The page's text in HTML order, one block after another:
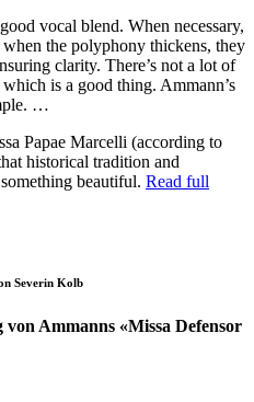
vocal blend. When necessary,
the polyphony thickens, they
clarity. There’s not a lot of
is a good thing. Ammann’s
…
Papae Marcelli (according to
historical tradition and
beautiful. Read full
Severin Kolb
Ammanns «Missa Defensor